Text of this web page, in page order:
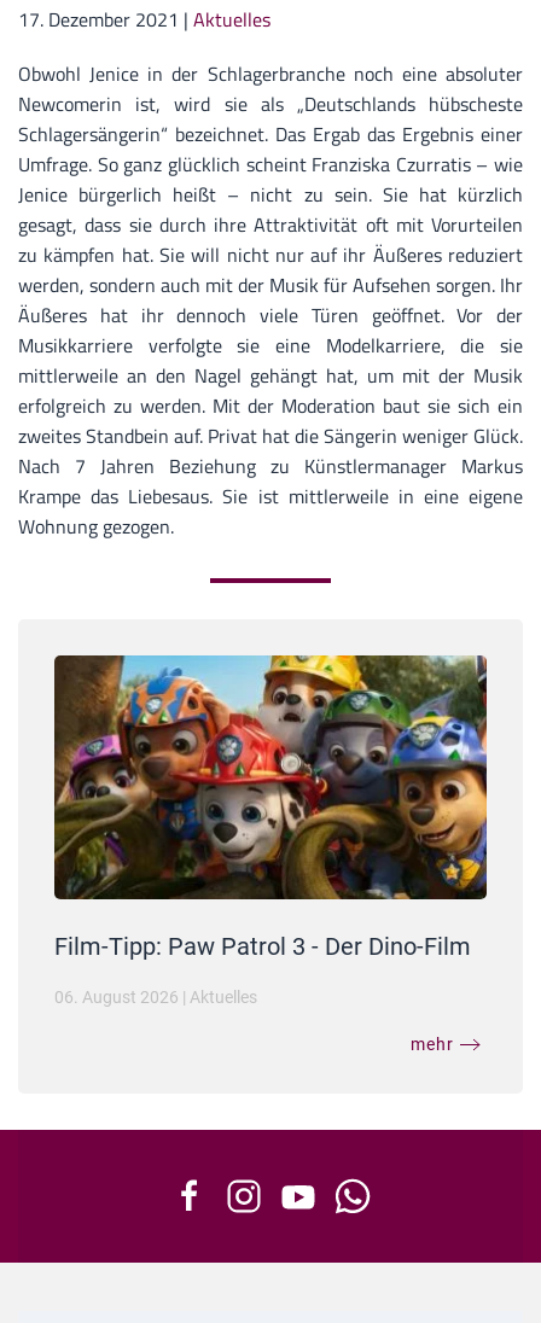
17. Dezember 2021 | Aktuelles
Obwohl Jenice in der Schlagerbranche noch eine absoluter
Newcomerin ist, wird sie als „Deutschlands hübscheste
Schlagersängerin“ bezeichnet. Das Ergab das Ergebnis einer
Umfrage. So ganz glücklich scheint Franziska Czurratis – wie
Jenice bürgerlich heißt – nicht zu sein. Sie hat kürzlich
gesagt, dass sie durch ihre Attraktivität oft mit Vorurteilen
zu kämpfen hat. Sie will nicht nur auf ihr Äußeres reduziert
werden, sondern auch mit der Musik für Aufsehen sorgen. Ihr
Äußeres hat ihr dennoch viele Türen geöffnet. Vor der
Musikkarriere verfolgte sie eine Modelkarriere, die sie
mittlerweile an den Nagel gehängt hat, um mit der Musik
erfolgreich zu werden. Mit der Moderation baut sie sich ein
zweites Standbein auf. Privat hat die Sängerin weniger Glück.
Nach 7 Jahren Beziehung zu Künstlermanager Markus
Krampe das Liebesaus. Sie ist mittlerweile in eine eigene
Wohnung gezogen.
Film-Tipp: Paw Patrol 3 - Der Dino-Film
06. August 2026 | Aktuelles
mehr